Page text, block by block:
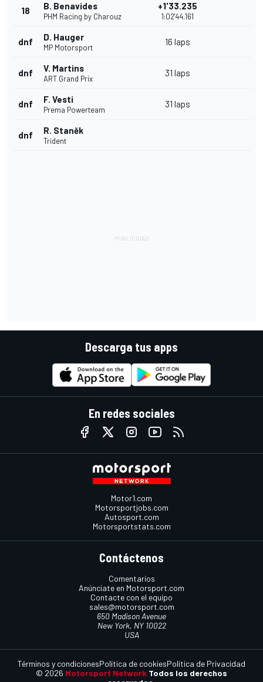
18 B. Benavides
PHM Racing by Charouz
+1'33.235
1:02'44.161
dnf D. Hauger
MP Motorsport
16 laps
dnf V. Martins
ART Grand Prix
31 laps
dnf F. Vesti
Prema Powerteam
31 laps
dnf R. Staněk
Trident
Descarga tus apps
En redes sociales
Motor1.com
Motorsportjobs.com
Autosport.com
Motorsportstats.com
Contáctenos
Comentarios
Anúnciate en Motorsport.com
Contacte con el equipo
sales@motorsport.com
650 Madison Avenue
New York, NY 10022
USA
© 2026 Motorsport Network Todos los derechos
Términos y condicionesPolítica de cookiesPolítica de Privacidad